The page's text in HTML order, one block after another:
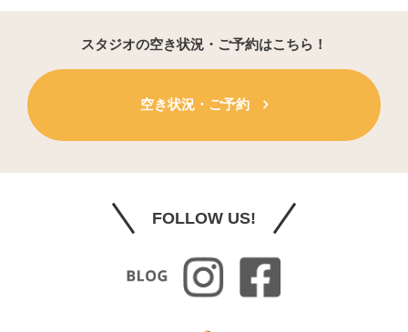
スタジオの空き状況・ご予約はこちら！
空き状況・ご予約
FOLLOW US!